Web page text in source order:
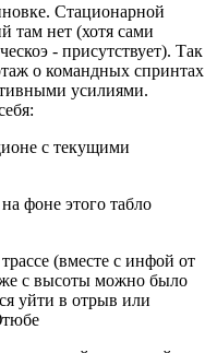
Стационарной
там нет (хотя сами
- присутствует). Так
о командных спринтах
усилиями.
с текущими
фоне этого табло
(вместе с инфой от
с высоты можно было
уйти в отрыв или